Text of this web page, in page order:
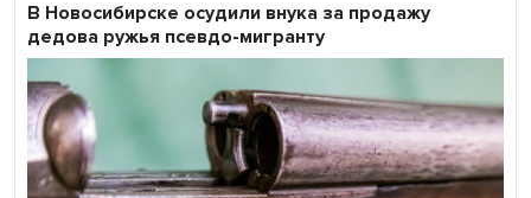
В Новосибирске осудили внука за продажу
дедова ружья псевдо-мигранту